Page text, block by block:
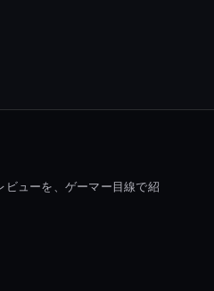
ューを、ゲーマー目線で紹